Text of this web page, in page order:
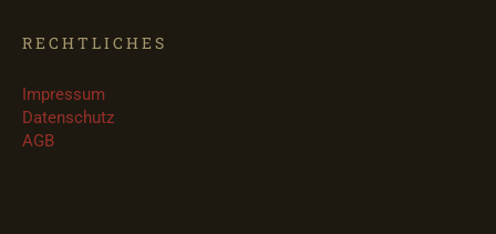
RECHTLICHES
Impressum
Datenschutz
AGB